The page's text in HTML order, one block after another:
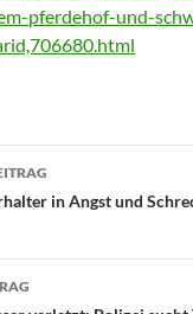
pferdehof-und-
in Angst und